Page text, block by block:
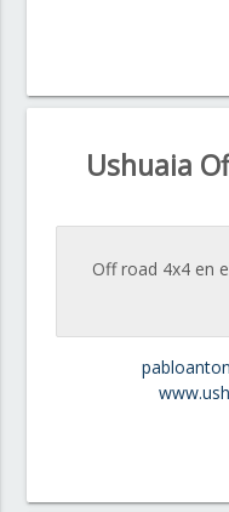
Ushuaia
Off road 4x4 en